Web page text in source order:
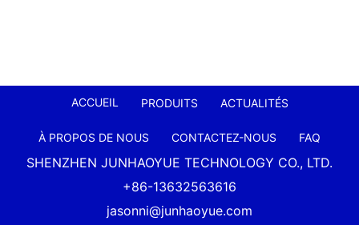
ACCUEIL PRODUITS ACTUALITÉS
À PROPOS DE NOUS CONTACTEZ-NOUS FAQ
SHENZHEN JUNHAOYUE TECHNOLOGY CO., LTD.
+86-13632563616
jasonni@junhaoyue.com